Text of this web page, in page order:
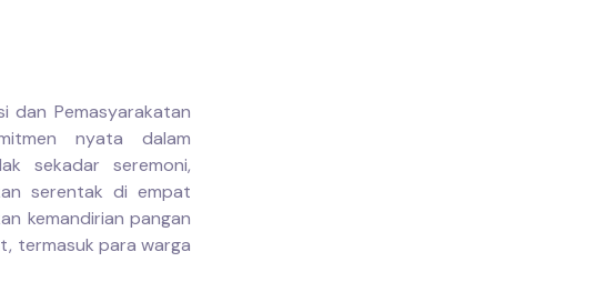
dan Pemasyarakatan
nyata dalam
sekadar seremoni,
serentak di empat
kemandirian pangan
termasuk para warga